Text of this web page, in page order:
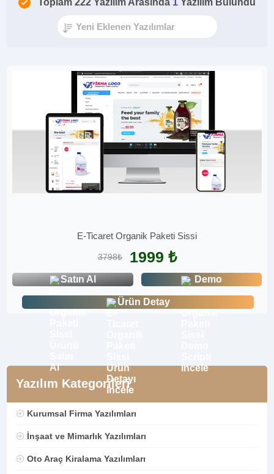
Yazılım Kategorileri
Kurumsal Firma Yazılımları
İnşaat ve Mimarlık Yazılımları
Oto Araç Kiralama Yazılımları
Toplam 222 Yazılım Arasında 1 Yazılım Bulundu
E-Ticaret Organik Paketi Sissi
3798₺ 1999 ₺
Satın Al Demo
Ürün Detay